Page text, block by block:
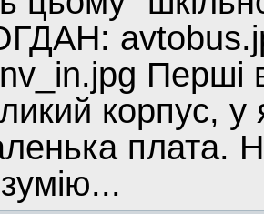
Перші
корпус, у
плата.